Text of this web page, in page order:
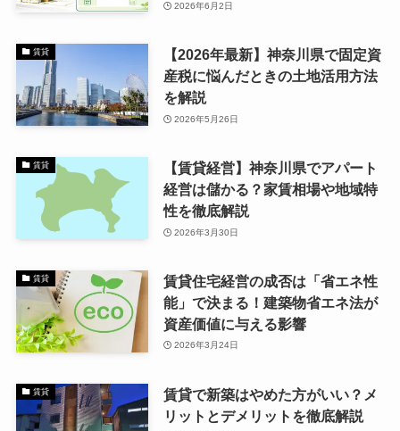
2026年6月2日
賃貸
【2026年最新】神奈川県で固定資
産税に悩んだときの土地活用方法
を解説
2026年5月26日
賃貸
【賃貸経営】神奈川県でアパート
経営は儲かる？家賃相場や地域特
性を徹底解説
2026年3月30日
賃貸
賃貸住宅経営の成否は「省エネ性
能」で決まる！建築物省エネ法が
資産価値に与える影響
2026年3月24日
賃貸
賃貸で新築はやめた方がいい？メ
リットとデメリットを徹底解説